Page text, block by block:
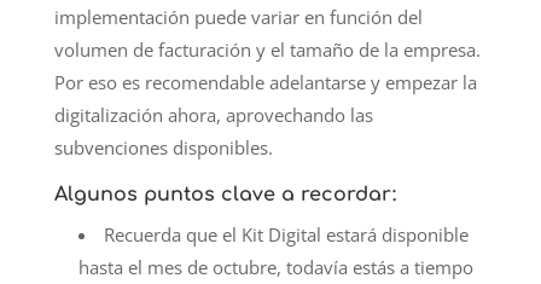
implementación puede variar en función del
volumen de facturación y el tamaño de la empresa.
Por eso es recomendable adelantarse y empezar la
digitalización ahora, aprovechando las
subvenciones disponibles.
Algunos puntos clave a recordar:
Recuerda que el Kit Digital estará disponible
hasta el mes de octubre, todavía estás a tiempo